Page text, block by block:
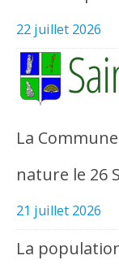
22 juillet 2026
La
nature le 26
21 juillet 2026
La